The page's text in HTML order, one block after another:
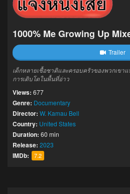
1000% Me Growing Up
Trailer
เด็กหลายเชื้อชาติและครอบครัวของพวกเข
การเติบโตในพื้นที่อ่าว
Views: 677
Genre: Documentary
Director: W. Kamau Bell
Country: United States
Duration: 60 min
Release: 2023
IMDb: 7.2